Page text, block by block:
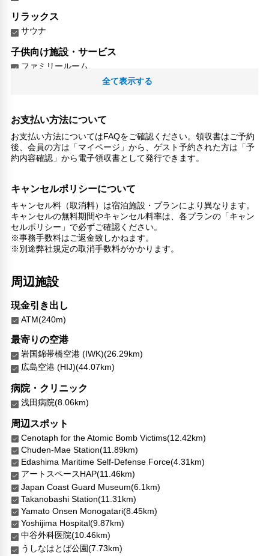
リラックス
サウナ
子供向け施設・サービス
ファミリールーム
家族・お子様に優しい設備
ガーデン
館内施設・便利なサービス
ランドリーサービス
英語
その他サービス
共用ラウンジ/TVエリア
トイレタリー
コンタクトレス チェックイン/チェックアウト
リネン・衣類の湯洗い
扇風機
洗濯機
専用ダイニングルーム
全て表示する
お支払い方法について
お支払い方法についてはFAQをご確認ください。領収書はご予約
後、会員の方は「マイページ」から、ゲスト予約された方は「予
約内容確認」から電子領収書として発行できます。
キャンセルポリシーについて
キャンセル料（取消料）は宿泊施設・プランにより異なります。
キャンセルの無料期間やキャンセル料率は、各プランの「キャン
セルポリシー」で必ずご確認ください。
※事務手数料はご返金致しかねます。
※別途弊社規定の取消手数料がかかります。
周辺施設
現金引き出し
ATM(240m)
最寄りの空港
岩国錦帯橋空港 (IWK)(26.29km)
広島空港 (HIJ)(44.07km)
病院・クリニック
浅田病院(8.06km)
周辺スポット
Cenotaph for the Atomic Bomb Victims(12.42km)
Chuden-Mae Station(11.89km)
Edashima Maritime Self-Defense Force(4.31km)
アートスペースHAP(11.46km)
Japan Coast Guard Museum(6.1km)
Takanobashi Station(11.31km)
Yamato Onsen Monogatari(8.45km)
Yoshijima Hospital(9.87km)
中谷外科医院(10.46km)
うしなはとば公園(7.73km)